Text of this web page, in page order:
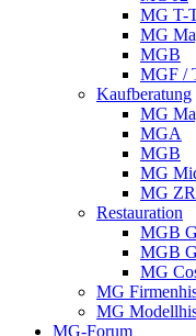
MG T-
MG
MGB
MGF /
Kaufberatung
MG
MGA
MGB
MG
MG ZR
Restauration
MGB
MGB
MG
MG
MG
MG-Forum